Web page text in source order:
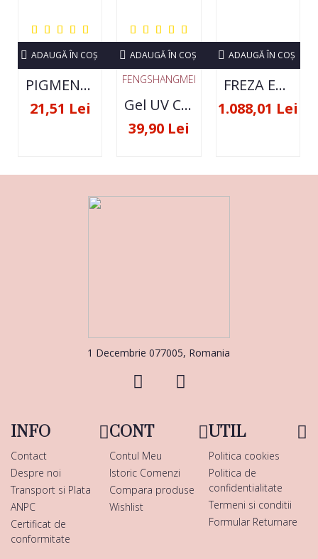
PIGMENT NEON SET 12 CULORI
21,51 Lei
ADAUGĂ ÎN COŞ
FENGSHANGMEI
Gel UV Constructie FSM 50ML - 07
39,90 Lei
ADAUGĂ ÎN COŞ
FREZA ELECTRICA STRONG 210 35000 RPM- ORIGINALA
1.088,01 Lei
ADAUGĂ ÎN COŞ
1 Decembrie 077005, Romania
INFO
Contact
Despre noi
Transport si Plata
ANPC
Certificat de
conformitate
CONT
Contul Meu
Istoric Comenzi
Compara produse
Wishlist
UTIL
Politica cookies
Politica de
confidentialitate
Termeni si conditii
Formular Returnare